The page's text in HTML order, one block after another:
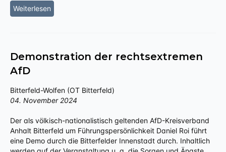
Weiterlesen
Demonstration der rechtsextremen
AfD
Bitterfeld-Wolfen (OT Bitterfeld)
04. November 2024
Der als völkisch-nationalistisch geltenden AfD-Kreisverband
Anhalt Bitterfeld um Führungspersönlichkeit Daniel Roi führt
eine Demo durch die Bitterfelder Innenstadt durch. Inhaltlich